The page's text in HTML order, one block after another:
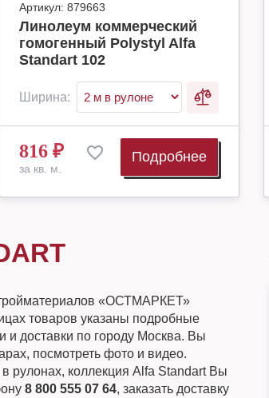
Артикул: 879663
Линолеум коммерческий
гомогенный Polystyl Alfa
Standart 102
Ширина:
816₽
за кв. м.
Подробнее
«ОСТМАРКЕТ»
товаров указаны подробные
и доставки по городу Москва. Вы
посмотреть фото и видео.
рулонах, коллекция Alfa Standart Вы
8 800 555 07 64, заказать доставку